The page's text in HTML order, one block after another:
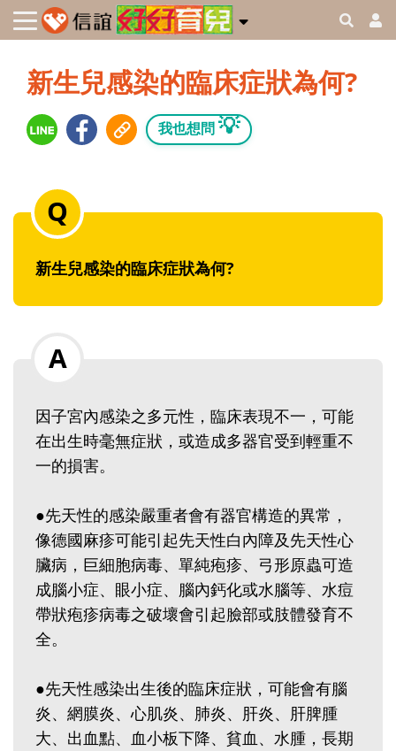
新生兒感染的臨床症狀為何?
我也想問 💡
新生兒感染的臨床症狀為何?
因子宮內感染之多元性，臨床表現不一，可能
在出生時毫無症狀，或造成多器官受到輕重不
一的損害。
●先天性的感染嚴重者會有器官構造的異常，
像德國麻疹可能引起先天性白內障及先天性心
臟病，巨細胞病毒、單純疱疹、弓形原蟲可造
成腦小症、眼小症、腦內鈣化或水腦等、水痘
帶狀疱疹病毒之破壞會引起臉部或肢體發育不
全。
●先天性感染出生後的臨床症狀，可能會有腦
炎、網膜炎、心肌炎、肺炎、肝炎、肝脾腫
大、出血點、血小板下降、貧血、水腫，長期